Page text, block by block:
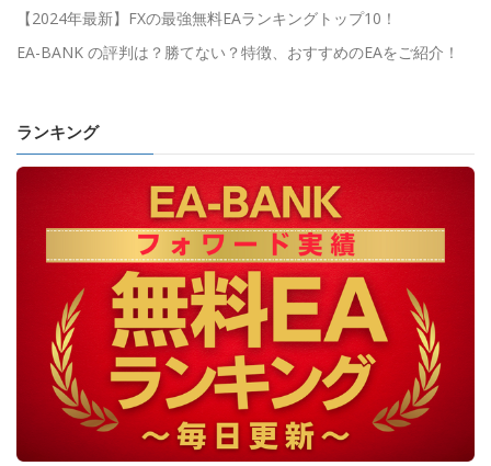
【2024年最新】FXの最強無料EAランキングトップ10！
EA-BANK の評判は？勝てない？特徴、おすすめのEAをご紹介！
ランキング